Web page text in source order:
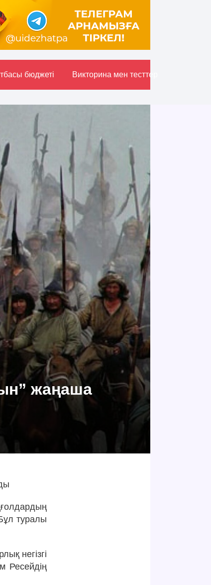
бюджетi Викторина мен тесттер
жаңаша
туралы
негізгі
Ресейдің